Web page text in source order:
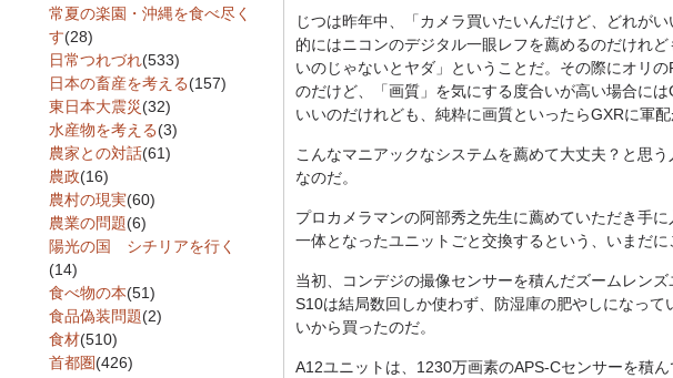
じつは昨年中、「カメラ買いたいんだけど、どれが
的にはニコンのデジタル一眼レフを薦めるのだけれ
いのじゃないとヤダ」ということだ。その際にオリ
のだけど、「画質」を気にする度合いが高い場合に
いいのだけれども、純粋に画質といったらGXRに軍配
こんなマニアックなシステムを薦めて大丈夫？と思
なのだ。
プロカメラマンの阿部秀之先生に薦めていただき手
一体となったユニットごと交換するという、いまだに
当初、コンデジの撮像センサーを積んだズームレン
S10は結局数回しか使わず、防湿庫の肥やしになっ
いから買ったのだ。
A12ユニットは、1230万画素のAPS-Cセンサーを積
常夏の楽園・沖縄を食べ尽く
す(28)
日常つれづれ(533)
日本の畜産を考える(157)
東日本大震災(32)
水産物を考える(3)
農家との対話(61)
農政(16)
農村の現実(60)
農業の問題(6)
陽光の国 シチリアを行く
(14)
食べ物の本(51)
食品偽装問題(2)
食材(510)
首都圏(426)